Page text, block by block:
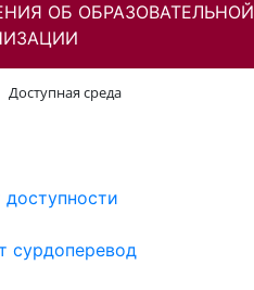
ОБ ОБРАЗОВАТЕЛЬНОЙ
Доступная среда
доступности
сурдоперевод